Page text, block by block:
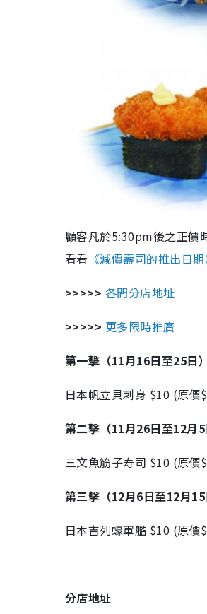
顧客凡於5:30pm後之正價
看看 《減價壽司的推出日期
>>>>> 各間分店地址
>>>>> 更多限時推廣
第一擊（11月16日至25日
日本帆立貝刺身 $10 (原價
第二擊（11月26日至12月5
三文魚筋子寿司 $10 (原價
第三擊（12月6日至12月15
日本吉列蠔軍艦 $10 (原價
分店地址